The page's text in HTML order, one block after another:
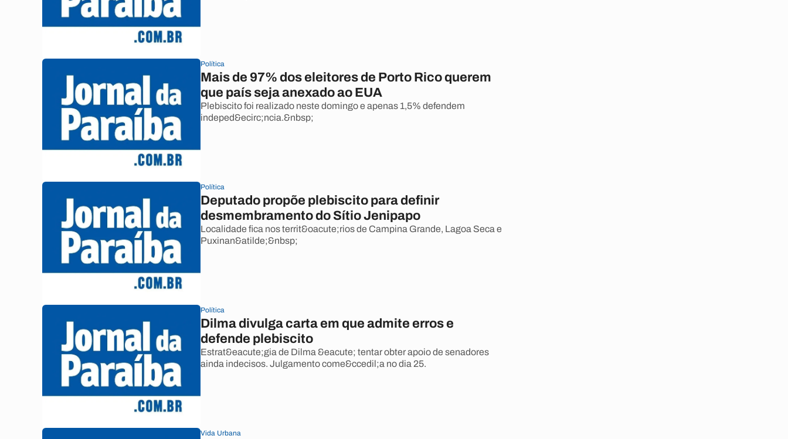
Política
Mais de 97% dos eleitores de Porto Rico querem
que país seja anexado ao EUA
Plebiscito foi realizado neste domingo e apenas 1,5% defendem
indeped&ecirc;ncia.&nbsp;
Política
Deputado propõe plebiscito para definir
desmembramento do Sítio Jenipapo
Localidade fica nos territ&oacute;rios de Campina Grande, Lagoa Seca e
Puxinan&atilde;&nbsp;
Política
Dilma divulga carta em que admite erros e
defende plebiscito
Estrat&eacute;gia de Dilma &eacute; tentar obter apoio de senadores
ainda indecisos. Julgamento come&ccedil;a no dia 25.
Vida Urbana